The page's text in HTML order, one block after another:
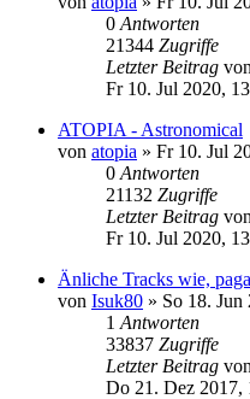
0 Antworten
21344 Zugriffe
Letzter Beitrag von
Fr 10. Jul 2020,
ATOPIA - Astronomical
von atopia » Fr 10. Jul
0 Antworten
21132 Zugriffe
Letzter Beitrag von
Fr 10. Jul 2020,
Änliche Tracks wie,
von Isuk80 » So 18. Jun
1 Antworten
33837 Zugriffe
Letzter Beitrag von
Do 21. Dez 2017,